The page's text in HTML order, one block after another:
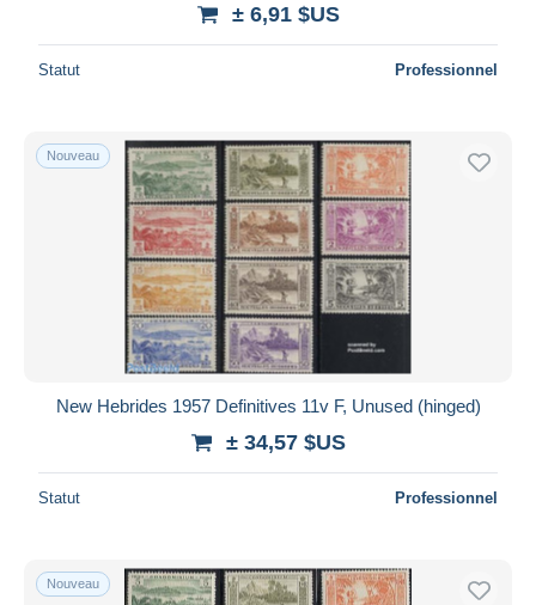
± 6,91 $US
Statut Professionnel
Nouveau
New Hebrides 1957 Definitives 11v F, Unused (hinged)
± 34,57 $US
Statut Professionnel
Nouveau